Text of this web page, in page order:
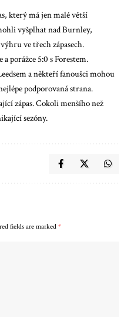
který má jen malé větší
vyšplhat nad Burnley,
ve třech zápasech.
porážce 5:0 s Forestem.
a někteří fanoušci mohou
podporovaná strana.
zápas. Cokoli menšího než
sezóny.
fields are marked *